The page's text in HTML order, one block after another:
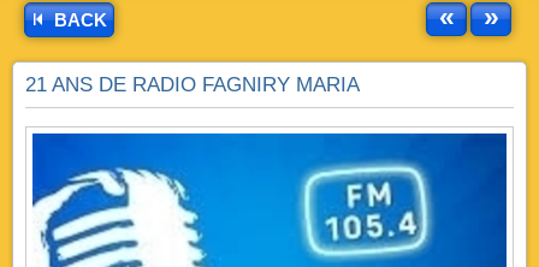
BACK « »
21 ANS DE RADIO FAGNIRY MARIA